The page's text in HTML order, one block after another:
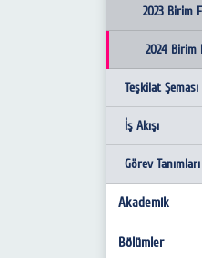
Kalite
Akademik
Listesi
Kars Meslek
Dış Paydaş
2023 Birim
2024 Birim
Teşkilat Şeması
İş Akışı
Görev Tanımları
Akademik
Akademik Kadro
Bölümler